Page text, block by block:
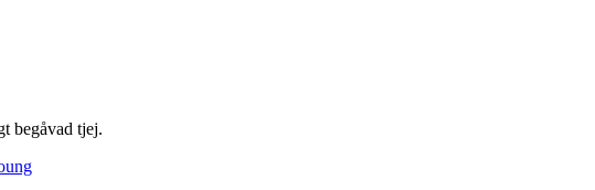
begåvad tjej.